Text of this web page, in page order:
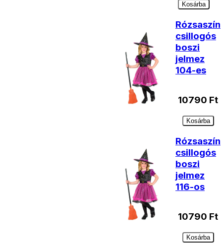
Kosárba
Rózsaszín
csillogós
boszi
jelmez
104-es
10790 Ft
Kosárba
Rózsaszín
csillogós
boszi
jelmez
116-os
10790 Ft
Kosárba